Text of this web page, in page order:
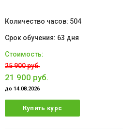
504
63 дня
25 900 руб.
21 900 руб.
до 14.08.2026
Купить курс